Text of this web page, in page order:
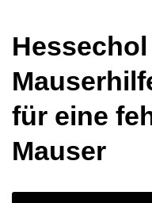
Hessechol
für eine
Mauser